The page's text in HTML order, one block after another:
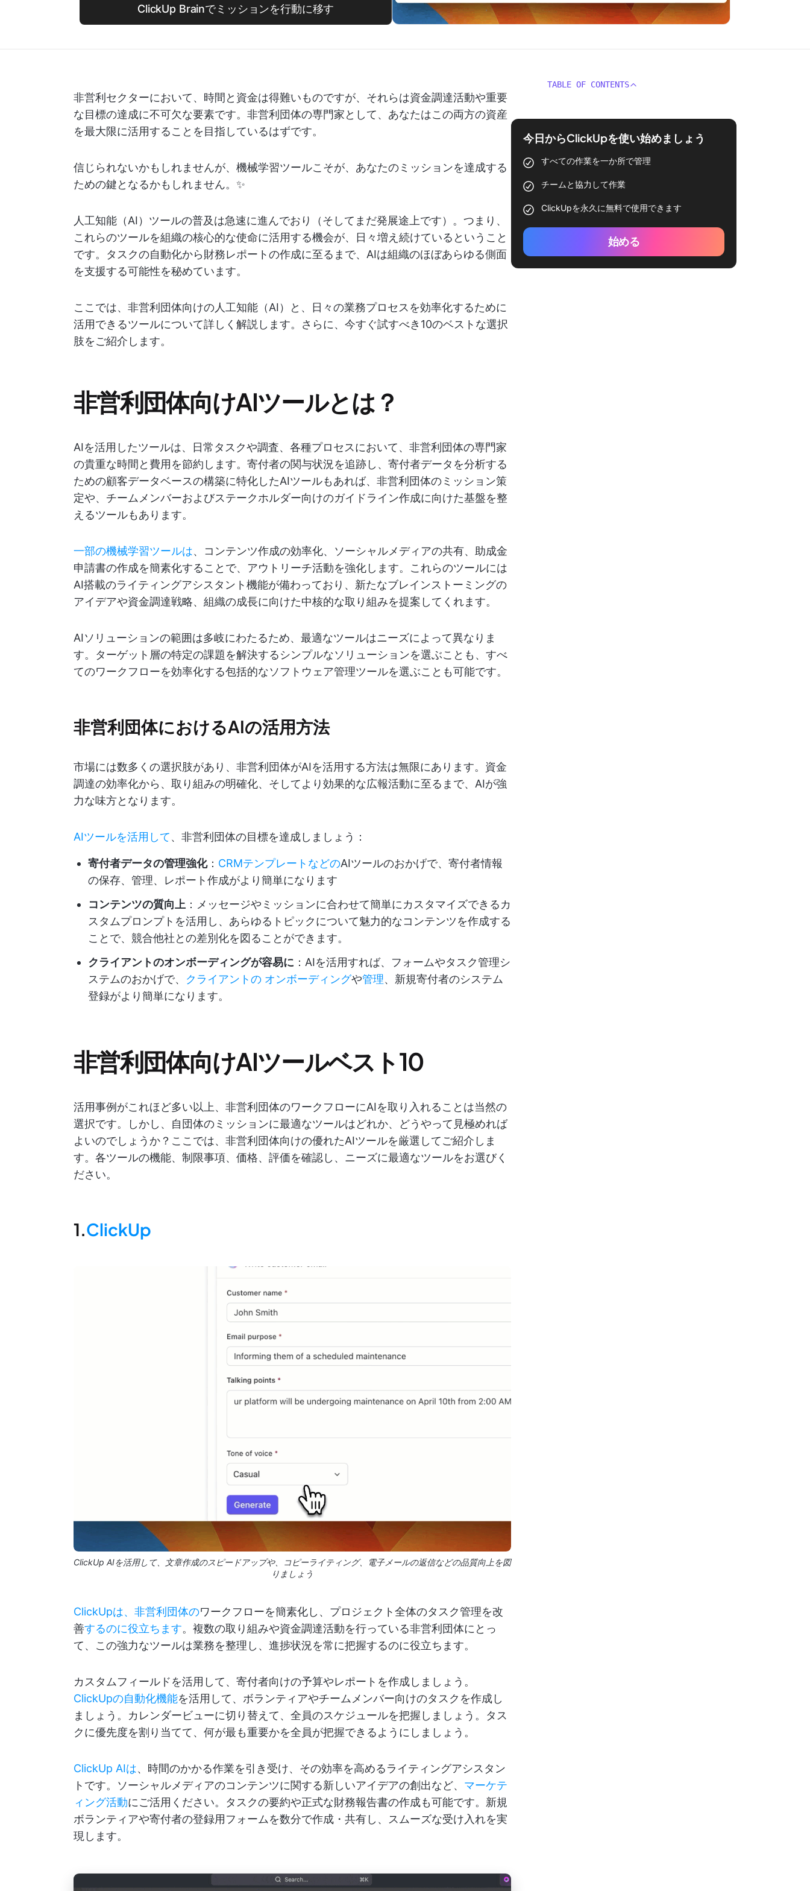
ClickUp Brainでミッションを行動に移す
非営利セクターにおいて、時間と資金は得難いものですが、それらは資金調達活動や重要
な目標の達成に不可欠な要素です。非営利団体の専門家として、あなたはこの両方の資産
を最大限に活用することを目指しているはずです。
信じられないかもしれませんが、機械学習ツールこそが、あなたのミッションを達成する
ための鍵となるかもしれません。✨
人工知能（AI）ツールの普及は急速に進んでおり（そしてまだ発展途上です）。つまり、
これらのツールを組織の核心的な使命に活用する機会が、日々増え続けているということ
です。タスクの自動化から財務レポートの作成に至るまで、AIは組織のほぼあらゆる側面
を支援する可能性を秘めています。
ここでは、非営利団体向けの人工知能（AI）と、日々の業務プロセスを効率化するために
活用できるツールについて詳しく解説します。さらに、今すぐ試すべき10のベストな選択
肢をご紹介します。
非営利団体向けAIツールとは？
AIを活用したツールは、日常タスクや調査、各種プロセスにおいて、非営利団体の専門家
の貴重な時間と費用を節約します。寄付者の関与状況を追跡し、寄付者データを分析する
ための顧客データベースの構築に特化したAIツールもあれば、非営利団体のミッション策
定や、チームメンバーおよびステークホルダー向けのガイドライン作成に向けた基盤を整
えるツールもあります。
一部の機械学習ツールは、コンテンツ作成の効率化、ソーシャルメディアの共有、助成金
申請書の作成を簡素化することで、アウトリーチ活動を強化します。これらのツールには
AI搭載のライティングアシスタント機能が備わっており、新たなブレインストーミングの
アイデアや資金調達戦略、組織の成長に向けた中核的な取り組みを提案してくれます。
AIソリューションの範囲は多岐にわたるため、最適なツールはニーズによって異なりま
す。ターゲット層の特定の課題を解決するシンプルなソリューションを選ぶことも、すべ
てのワークフローを効率化する包括的なソフトウェア管理ツールを選ぶことも可能です。
非営利団体におけるAIの活用方法
市場には数多くの選択肢があり、非営利団体がAIを活用する方法は無限にあります。資金
調達の効率化から、取り組みの明確化、そしてより効果的な広報活動に至るまで、AIが強
力な味方となります。
AIツールを活用して、非営利団体の目標を達成しましょう：
寄付者データの管理強化： CRMテンプレートなどのAIツールのおかげで、寄付者情報
の保存、管理、レポート作成がより簡単になります
コンテンツの質向上 ：メッセージやミッションに合わせて簡単にカスタマイズできるカ
スタムプロンプトを活用し、あらゆるトピックについて魅力的なコンテンツを作成する
ことで、競合他社との差別化を図ることができます。
クライアントのオンボーディングが容易に ：AIを活用すれば、フォームやタスク管理シ
ステムのおかげで、 クライアントの オンボーディングや管理、新規寄付者のシステム
登録がより簡単になります。
非営利団体向けAIツールベスト10
活用事例がこれほど多い以上、非営利団体のワークフローにAIを取り入れることは当然の
選択です。しかし、自団体のミッションに最適なツールはどれか、どうやって見極めれば
よいのでしょうか？ここでは、非営利団体向けの優れたAIツールを厳選してご紹介しま
す。各ツールの機能、制限事項、価格、評価を確認し、ニーズに最適なツールをお選びく
ださい。
1.ClickUp
ClickUp AIを活用して、文章作成のスピードアップや、コピーライティング、電子メールの返信などの品質向上を図
りましょう
ClickUpは、非営利団体のワークフローを簡素化し、プロジェクト全体のタスク管理を改
善するのに役立ちます。複数の取り組みや資金調達活動を行っている非営利団体にとっ
て、この強力なツールは業務を整理し、進捗状況を常に把握するのに役立ちます。
カスタムフィールドを活用して、寄付者向けの予算やレポートを作成しましょう。
ClickUpの自動化機能を活用して、ボランティアやチームメンバー向けのタスクを作成し
ましょう。カレンダービューに切り替えて、全員のスケジュールを把握しましょう。タス
クに優先度を割り当てて、何が最も重要かを全員が把握できるようにしましょう。
ClickUp AIは、時間のかかる作業を引き受け、その効率を高めるライティングアシスタン
トです。ソーシャルメディアのコンテンツに関する新しいアイデアの創出など、 マーケテ
ィング活動にご活用ください。タスクの要約や正式な財務報告書の作成も可能です。新規
ボランティアや寄付者の登録用フォームを数分で作成・共有し、スムーズな受け入れを実
現します。
TABLE OF CONTENTS
今日からClickUpを使い始めましょう
すべての作業を一か所で管理
チームと協力して作業
ClickUpを永久に無料で使用できます
始める